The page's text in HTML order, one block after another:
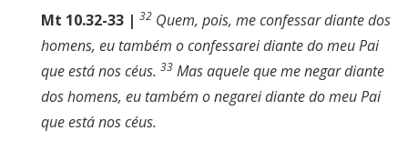
Mt 10.32-33 | 32 Quem, pois, me confessar diante dos
homens, eu também o confessarei diante do meu Pai
que está nos céus. 33 Mas aquele que me negar diante
dos homens, eu também o negarei diante do meu Pai
que está nos céus.